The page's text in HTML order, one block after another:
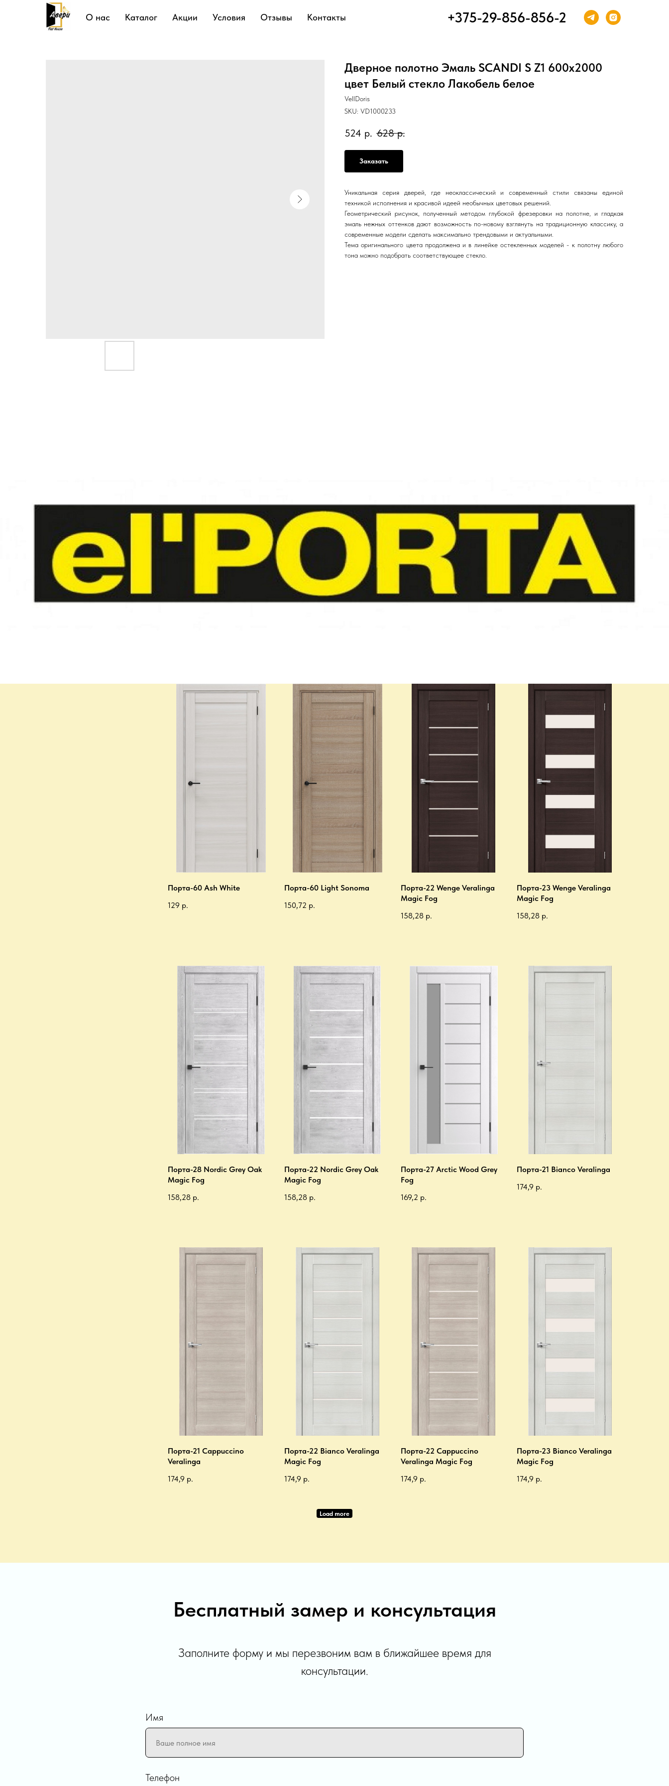
Подробнее
Дверное полотно Эмаль SCANDI S Z1 600х2000
цвет Белый стекло Лакобель белое
VellDoris
SKU: VD1000233
524 р. 628 р.
Заказать
Уникальная серия дверей, где неоклассический и современный стили связаны единой
техникой исполнения и красивой идеей необычных цветовых решений.
Геометрический рисунок, полученный методом глубокой фрезеровки на полотне, и гладкая
эмаль нежных оттенков дают возможность по-новому взглянуть на традиционную классику, а
современные модели сделать максимально трендовыми и актуальными.
Тема оригинального цвета продолжена и в линейке остекленных моделей - к полотну любого
тона можно подобрать соответствующее стекло.
О нас Каталог Акции Условия Отзывы Контакты +375-29-856-856-2
Порта-60 Ash White
129 р.
Порта-60 Light Sonoma
150,72 р.
Порта-22 Wenge Veralinga
Magic Fog
158,28 р.
Порта-23 Wenge Veralinga
Magic Fog
158,28 р.
Порта-28 Nordic Grey Oak
Magic Fog
158,28 р.
Порта-22 Nordic Grey Oak
Magic Fog
158,28 р.
Порта-27 Arctic Wood Grey
Fog
169,2 р.
Порта-21 Bianco Veralinga
174,9 р.
Порта-21 Cappuccino
Veralinga
174,9 р.
Порта-22 Bianco Veralinga
Magic Fog
174,9 р.
Порта-22 Cappuccino
Veralinga Magic Fog
174,9 р.
Порта-23 Bianco Veralinga
Magic Fog
174,9 р.
Load more
Бесплатный замер и консультация
Заполните форму и мы перезвоним вам в ближайшее время для
консультации.
Имя
Телефон